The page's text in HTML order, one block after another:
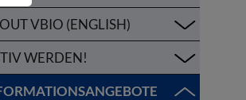
VBIO (ENGLISH)
WERDEN!